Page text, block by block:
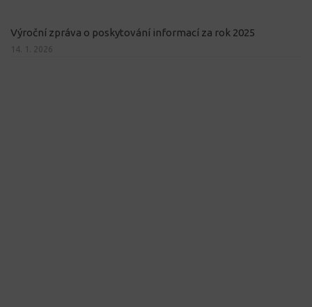
Výroční zpráva o poskytování informací za rok 2025
14. 1. 2026